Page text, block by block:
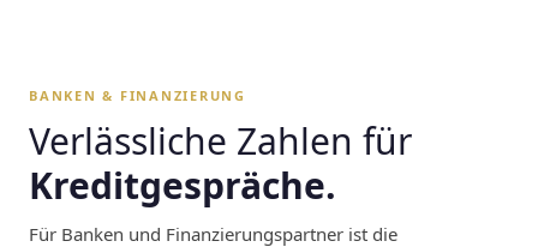
BANKEN & FINANZIERUNG
Verlässliche Zahlen für
Kreditgespräche.
Für Banken und Finanzierungspartner ist die